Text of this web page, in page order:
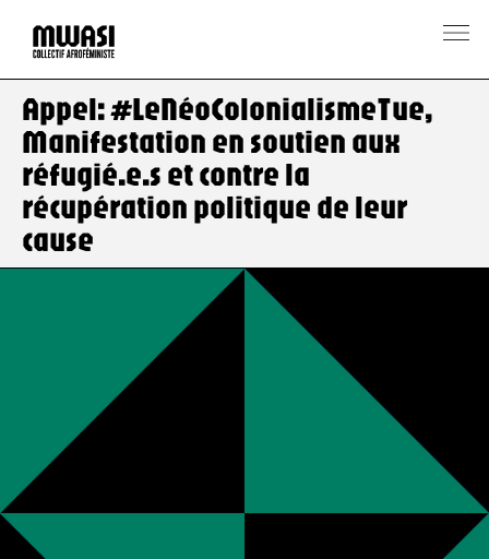
Appel: #LeNéoColonialismeTue,
Manifestation en soutien aux
réfugié.e.s et contre la
récupération politique de leur
cause